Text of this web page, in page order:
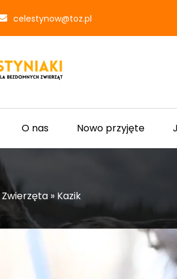
celestynow@toz.pl
O nas Nowo przyjęte
Zwierzęta» Kazik